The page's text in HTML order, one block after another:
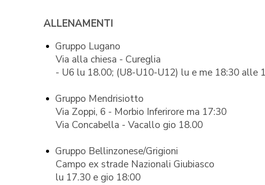
ALLENAMENTI
Gruppo Lugano
Via alla chiesa - Cureglia
- U6 lu 18.00; (U8-U10-U12) lu e me 18:30 alle
Gruppo Mendrisiotto
Via Zoppi, 6 - Morbio Inferirore ma 17:30
Via Concabella - Vacallo gio 18.00
Gruppo Bellinzonese/Grigioni
Campo ex strade Nazionali Giubiasco
lu 17.30 e gio 18:00